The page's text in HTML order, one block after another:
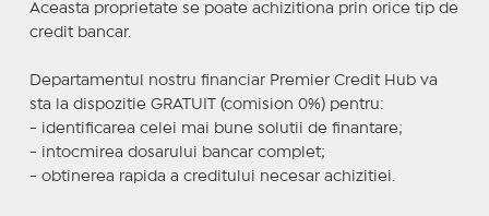
Aceasta proprietate se poate achizitiona prin orice tip de
credit bancar.
Departamentul nostru financiar Premier Credit Hub va
sta la dispozitie GRATUIT (comision 0%) pentru:
- identificarea celei mai bune solutii de finantare;
- intocmirea dosarului bancar complet;
- obtinerea rapida a creditului necesar achizitiei.